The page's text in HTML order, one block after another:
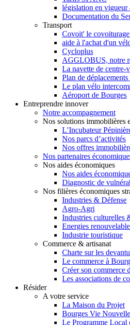
législation en vigueur
Documentation du
Transport
Covoit' le
aide à l'achat d'un
Cycloplus
AGGLOBUS, notre
La navette de centre-
Plan de
Le plan vélo
Aéroport de Bourges
Entreprendre innover
Notre accompagnement
Nos solutions immobilières
L’Incubateur
Nos parcs d’activités
Nos offres
Nos partenaires
Nos aides économiques
Nos aides
Diagnostic de
Nos filières économiques
Industries & Défense
Agro-Agri
Industries culturelles
Energies
Industrie touristique
Commerce & artisanat
Charte sur les
Le commerce à
Créer son commerce
Les associations de
Résider
A votre service
La Maison du Projet
Bourges Vie Nouvelle
Le Programme Local